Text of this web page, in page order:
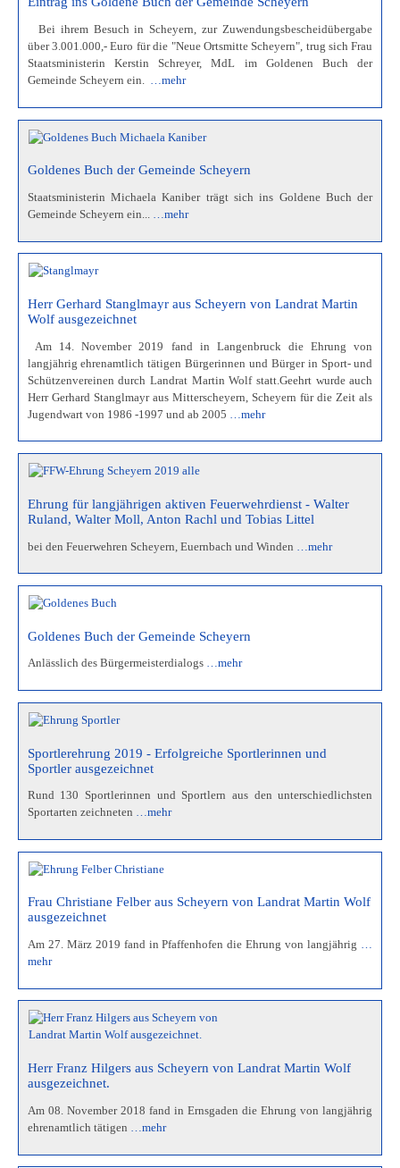
Bei ihrem Besuch in Scheyern, zur Zuwendungsbescheidübergabe
über 3.001.000,- Euro für die "Neue Ortsmitte Scheyern", trug sich Frau
Staatsministerin Kerstin Schreyer, MdL im Goldenen Buch der
Gemeinde Scheyern ein. …mehr
Goldenes Buch der Gemeinde Scheyern
Staatsministerin Michaela Kaniber trägt sich ins Goldene Buch der
Gemeinde Scheyern ein... …mehr
Herr Gerhard Stanglmayr aus Scheyern von Landrat Martin
Wolf ausgezeichnet
Am 14. November 2019 fand in Langenbruck die Ehrung von
langjährig ehrenamtlich tätigen Bürgerinnen und Bürger in Sport- und
Schützenvereinen durch Landrat Martin Wolf statt.Geehrt wurde auch
Herr Gerhard Stanglmayr aus Mitterscheyern, Scheyern für die Zeit als
Jugendwart von 1986 -1997 und ab 2005
…mehr
Ehrung für langjährigen aktiven Feuerwehrdienst - Walter
Ruland, Walter Moll, Anton Rachl und Tobias Littel
bei den Feuerwehren Scheyern, Euernbach und Winden …mehr
Goldenes Buch der Gemeinde Scheyern
Anlässlich des Bürgermeisterdialogs …mehr
Sportlerehrung 2019 - Erfolgreiche Sportlerinnen und
Sportler ausgezeichnet
Rund 130 Sportlerinnen und Sportlern aus den unterschiedlichsten
Sportarten zeichneten …mehr
Frau Christiane Felber aus Scheyern von Landrat Martin Wolf
ausgezeichnet
Am 27. März 2019 fand in Pfaffenhofen die Ehrung von langjährig …
mehr
Herr Franz Hilgers aus Scheyern von Landrat Martin Wolf
ausgezeichnet.
Am 08. November 2018 fand in Ernsgaden die Ehrung von langjährig
ehrenamtlich tätigen …mehr